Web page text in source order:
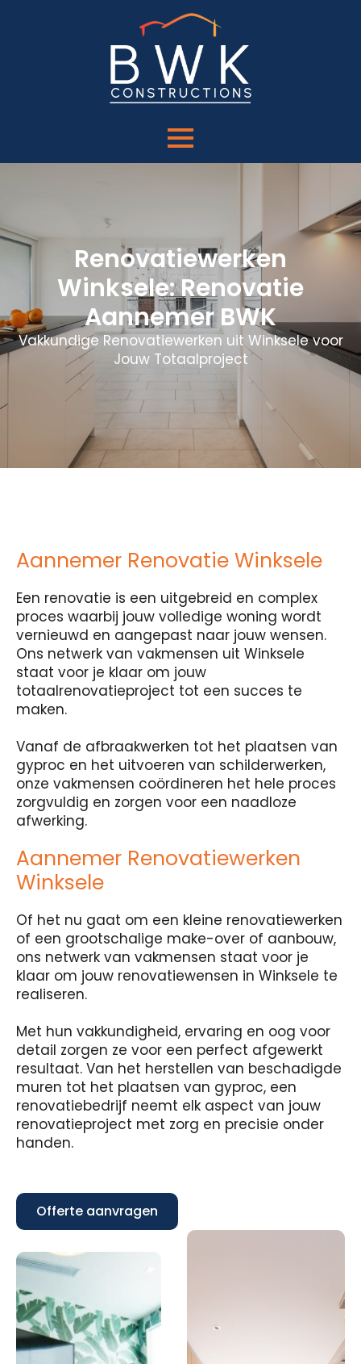
Renovatiewerken
Winksele: Renovatie
Aannemer BWK
Vakkundige Renovatiewerken uit Winksele voor
Jouw Totaalproject
Aannemer Renovatie Winksele
Een renovatie is een uitgebreid en complex
proces waarbij jouw volledige woning wordt
vernieuwd en aangepast naar jouw wensen.
Ons netwerk van vakmensen uit Winksele
staat voor je klaar om jouw
totaalrenovatieproject tot een succes te
maken.
Vanaf de afbraakwerken tot het plaatsen van
gyproc en het uitvoeren van schilderwerken,
onze vakmensen coördineren het hele proces
zorgvuldig en zorgen voor een naadloze
afwerking.
Aannemer Renovatiewerken
Winksele
Of het nu gaat om een kleine renovatiewerken
of een grootschalige make-over of aanbouw,
ons netwerk van vakmensen staat voor je
klaar om jouw renovatiewensen in Winksele te
realiseren.
Met hun vakkundigheid, ervaring en oog voor
detail zorgen ze voor een perfect afgewerkt
resultaat. Van het herstellen van beschadigde
muren tot het plaatsen van gyproc, een
renovatiebedrijf neemt elk aspect van jouw
renovatieproject met zorg en precisie onder
handen.
Offerte aanvragen